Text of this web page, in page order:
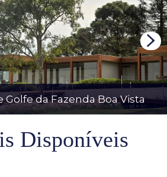
Golfe da Fazenda Boa Vista
Disponíveis